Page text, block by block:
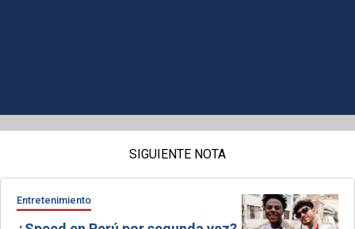
SIGUIENTE NOTA
Entretenimiento